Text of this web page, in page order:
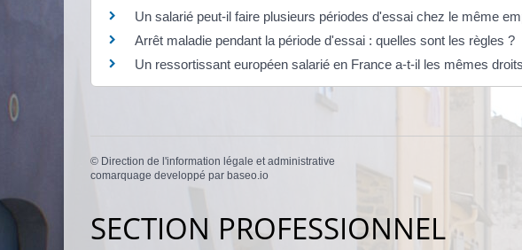
Un salarié peut-il faire plusieurs périodes d'essai chez le même
Arrêt maladie pendant la période d'essai : quelles sont les règles ?
Un ressortissant européen salarié en France a-t-il les mêmes
© Direction de l'information légale et administrative
comarquage developpé par baseo.io
SECTION PROFESSIONNEL